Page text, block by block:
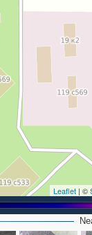
Leaflet | ©